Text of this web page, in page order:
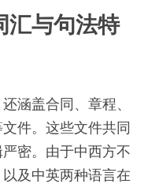
汇与句法特
涵盖合同、章程、
件。这些文件共同
密。由于中西方不
及中英两种语言在